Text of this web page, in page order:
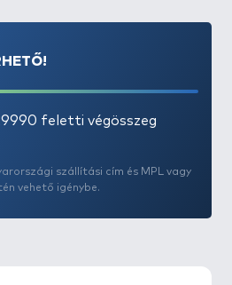
feletti végösszeg
szállítási cím és MPL vagy
vehető igénybe.